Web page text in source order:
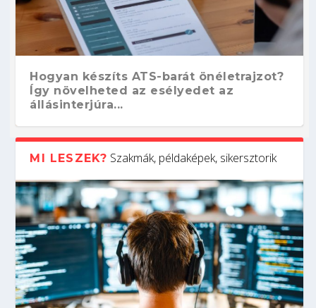
Hogyan készíts ATS-barát önéletrajzot?
Így növelheted az esélyedet az
állásinterjúra...
MI LESZEK? Szakmák, példaképek, sikersztorik